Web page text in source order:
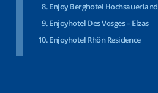
Enjoy Berghotel Hochsauerland
Enjoyhotel Des Vosges – Elzas
Enjoyhotel Rhön Residence